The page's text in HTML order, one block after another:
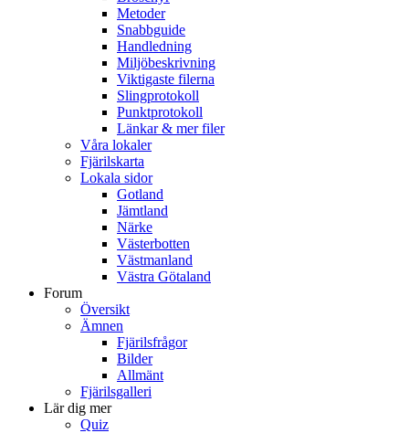
Metoder
Snabbguide
Handledning
Miljöbeskrivning
Viktigaste filerna
Slingprotokoll
Punktprotokoll
Länkar & mer filer
Våra lokaler
Fjärilskarta
Lokala sidor
Gotland
Jämtland
Närke
Västerbotten
Västmanland
Västra Götaland
Forum
Översikt
Ämnen
Fjärilsfrågor
Bilder
Allmänt
Fjärilsgalleri
Lär dig mer
Quiz